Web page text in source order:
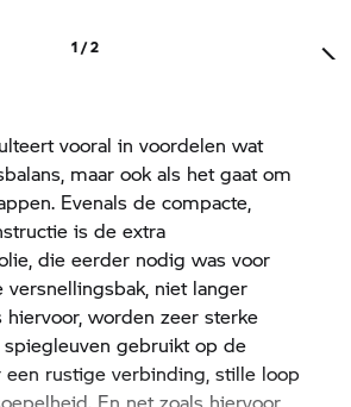
1 / 2
vooral in voordelen wat
maar ook als het gaat om
Evenals de compacte,
is de extra
die eerder nodig was voor
niet langer
hiervoor, worden zeer sterke
gebruikt op de
rustige verbinding, stille loop